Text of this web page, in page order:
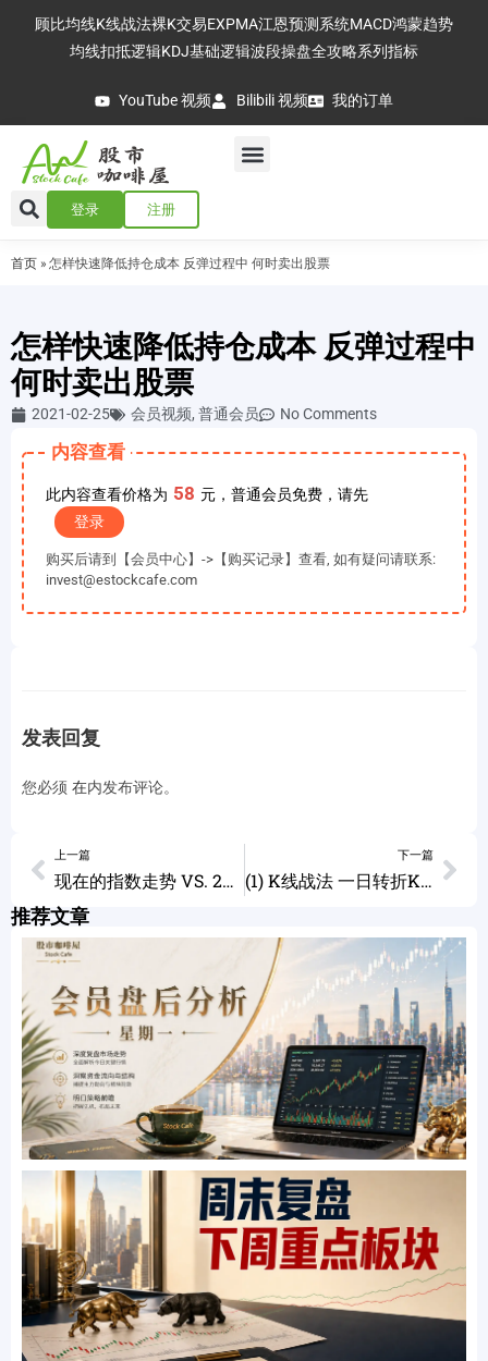
顾比均线K线战法裸K交易EXPMA江恩预测系统MACD鸿蒙趋势
均线扣抵逻辑KDJ基础逻辑波段操盘全攻略系列指标
YouTube 视频 Bilibili 视频 我的订单
登录 注册
首页 » 怎样快速降低持仓成本 反弹过程中 何时卖出股票
怎样快速降低持仓成本 反弹过程中
何时卖出股票
2021-02-25 会员视频, 普通会员 No Comments
内容查看
此内容查看价格为 58 元，普通会员免费，请先
登录
购买后请到【会员中心】->【购买记录】查看, 如有疑问请联系:
invest@estockcafe.com
发表回复
您必须 在内发布评论。
上一篇
现在的指数走势 VS. 2020年2月指数走势 个股分析 （WNW LAZR WKHS BNGO BIGC FSR TRXC)
下一篇
(1) K线战法 一日转折K线 （基础篇）
推荐文章